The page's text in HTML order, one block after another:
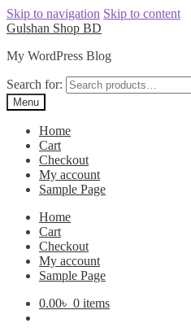
Skip to navigation Skip to content
Gulshan Shop BD
My WordPress Blog
Search for:
Menu
Home
Cart
Checkout
My account
Sample Page
Home
Cart
Checkout
My account
Sample Page
0.00৳ 0 items